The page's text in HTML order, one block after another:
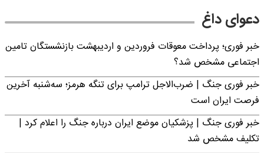
دعوای داغ
خبر فوری؛ پرداخت معوقات فروردین و اردیبهشت بازنشستگان تامین
اجتماعی مشخص شد؟
خبر فوری جنگ | ضرب‌الاجل ترامپ برای تنگه هرمز؛ سه‌شنبه آخرین
فرصت ایران است
خبر فوری جنگ | پزشکیان موضع ایران درباره جنگ را اعلام کرد |
تکلیف مشخص شد